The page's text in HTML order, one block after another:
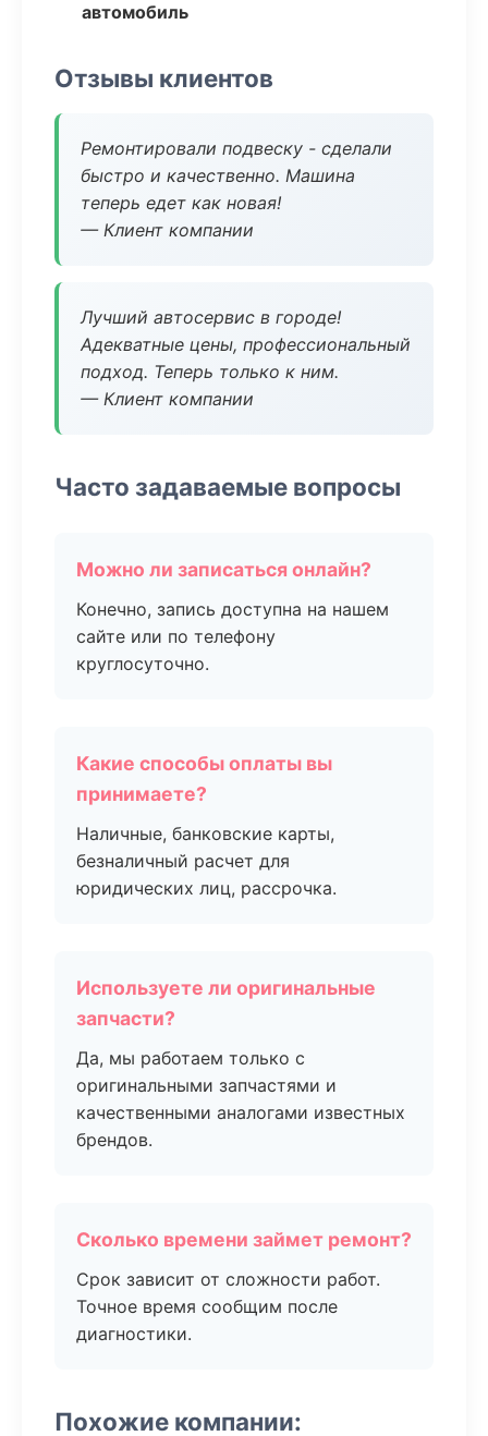
автомобиль
Отзывы клиентов
Ремонтировали подвеску - сделали
быстро и качественно. Машина
теперь едет как новая!
— Клиент компании
Лучший автосервис в городе!
Адекватные цены, профессиональный
подход. Теперь только к ним.
— Клиент компании
Часто задаваемые вопросы
Можно ли записаться онлайн?
Конечно, запись доступна на нашем
сайте или по телефону
круглосуточно.
Какие способы оплаты вы
принимаете?
Наличные, банковские карты,
безналичный расчет для
юридических лиц, рассрочка.
Используете ли оригинальные
запчасти?
Да, мы работаем только с
оригинальными запчастями и
качественными аналогами известных
брендов.
Сколько времени займет ремонт?
Срок зависит от сложности работ.
Точное время сообщим после
диагностики.
Похожие компании: